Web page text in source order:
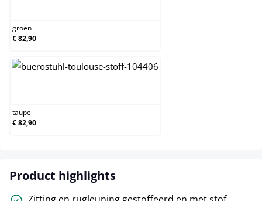
groen
€ 82,90
taupe
€ 82,90
Product highlights